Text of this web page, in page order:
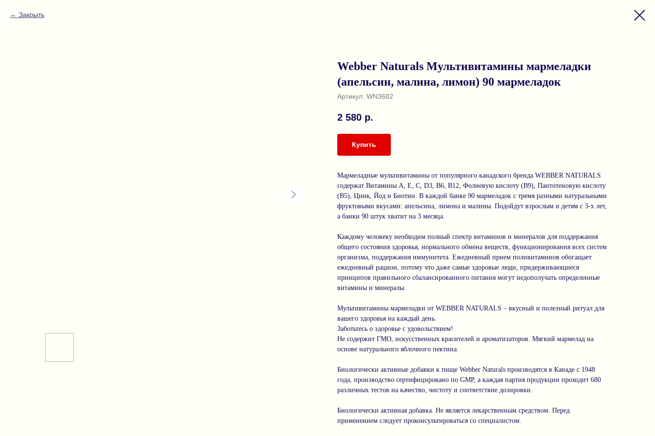
Закрыть
Webber Naturals Мультивитамины мармеладки
(апельсин, малина, лимон) 90 мармеладок
Артикул: WN3682
2 580 р.
Купить
Мармеладные мультивитамины от популярного канадского бренда WEBBER NATURALS
содержат Витамины А, Е, С, D3, B6, B12, Фолиевую кислоту (B9), Пантотеновую кислоту
(B5), Цинк, Йод и Биотин. В каждой банке 90 мармеладок с тремя разными натуральными
фруктовыми вкусами: апельсина, лимона и малины. Подойдут взрослым и детям с 3-х лет,
а банки 90 штук хватит на 3 месяца.
Каждому человеку необходим полный спектр витаминов и минералов для поддержания
общего состояния здоровья, нормального обмена веществ, функционирования всех систем
организма, поддержания иммунитета. Ежедневный прием поливитаминов обогащает
ежедневный рацион, потому что даже самые здоровые люди, придерживающиеся
принципов правильного сбалансированного питания могут недополучать определенные
витамины и минералы.
Мультивитамины мармеладки от WEBBER NATURALS – вкусный и полезный ритуал для
вашего здоровья на каждый день.
Заботьтесь о здоровье с удовольствием!
Не содержит ГМО, искусственных красителей и ароматизаторов. Мягкий мармелад на
основе натурального яблочного пектина.
Биологически активные добавки к пище Webber Naturals производятся в Канаде с 1948
года, производство сертифицировано по GMP, а каждая партия продукции проходит 680
различных тестов на качество, чистоту и соответствие дозировки.
Биологически активная добавка. Не является лекарственным средством. Перед
применением следует проконсультироваться со специалистом.